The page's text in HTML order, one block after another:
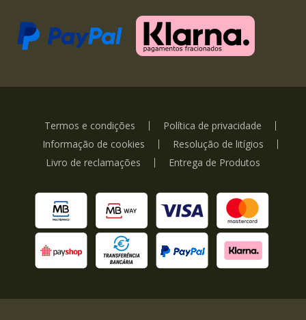
Termos e condições
Política de privacidade
Informação de cookies
Resolução de litígios
Livro de reclamações
Entrega de Produtos